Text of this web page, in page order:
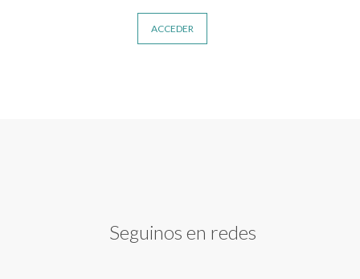
ACCEDER
Seguinos en redes